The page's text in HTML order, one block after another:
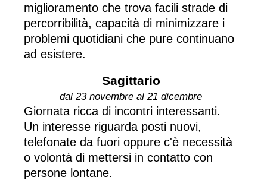
miglioramento che trova facili strade di
percorribilità, capacità di minimizzare i
problemi quotidiani che pure continuano
ad esistere.
Sagittario
dal 23 novembre al 21 dicembre
Giornata ricca di incontri interessanti.
Un interesse riguarda posti nuovi,
telefonate da fuori oppure c'è necessità
o volontà di mettersi in contatto con
persone lontane.